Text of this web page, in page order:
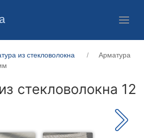
из стекловолокна
Арматура
стекловолокна 12